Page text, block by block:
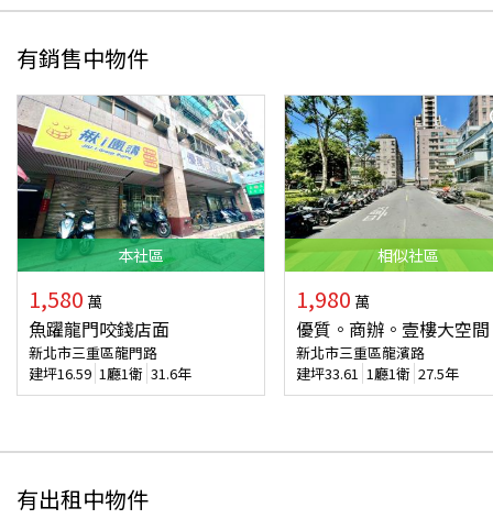
有銷售中物件
本社區
1,580 萬
魚躍龍門咬錢店面
新北市三重區龍門路
建坪16.59 1廳1衛 31.6年
相似社區
1,980 萬
優質。商辦。壹樓大空間
新北市三重區龍濱路
建坪33.61 1廳1衛 27.5年
有出租中物件